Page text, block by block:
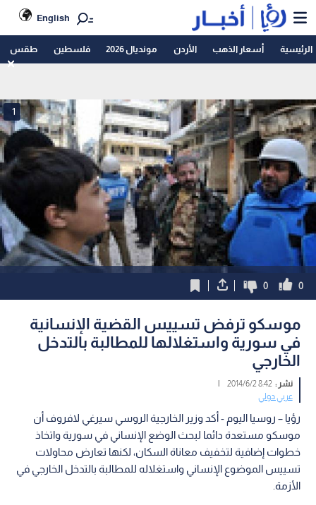
English
الرئيسية أسعار الذهب الأردن مونديال 2026 فلسطين طقس
1
0
0
موسكو ترفض تسييس القضية الإنسانية
في سورية واستغلالها للمطالبة بالتدخل
الخارجي
نشر :8:42 2014/6/2
|
عربي دولي
رؤيا – روسيا اليوم - أكد وزير الخارجية الروسي سيرغي لافروف أن
موسكو مستعدة دائما لبحث الوضع الإنساني في سورية واتخاذ
خطوات إضافية لتخفيف معاناة السكان، لكنها تعارض محاولات
تسييس الموضوع الإنساني واستغلاله للمطالبة بالتدخل الخارجي في
الأزمة.